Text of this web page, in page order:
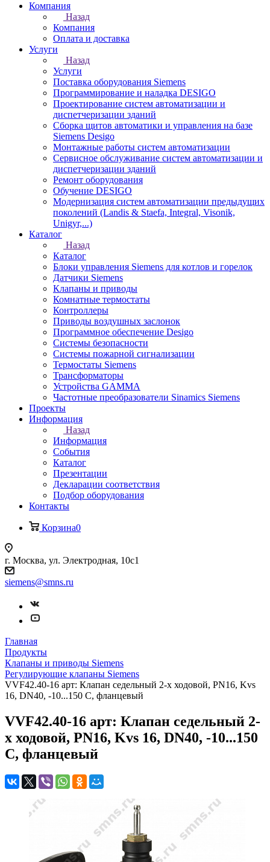
Компания
Назад
Компания
Оплата и доставка
Услуги
Назад
Услуги
Поставка оборудования Siemens
Программирование и наладка DESIGO
Проектирование систем автоматизации и
диспетчеризации зданий
Сборка щитов автоматики и управления на базе
Siemens Desigo
Монтажные работы систем автоматизации
Сервисное обслуживание систем автоматизации и
диспетчеризации зданий
Ремонт оборудования
Обучение DESIGO
Модернизация систем автоматизации предыдущих
поколений (Landis & Staefa, Integral, Visonik,
Unigyr,...)
Каталог
Назад
Каталог
Блоки управления Siemens для котлов и горелок
Датчики Siemens
Клапаны и приводы
Комнатные термостаты
Контроллеры
Приводы воздушных заслонок
Программное обеспечение Desigo
Системы безопасности
Системы пожарной сигнализации
Термостаты Siemens
Трансформаторы
Устройства GAMMA
Частотные преобразователи Sinamics Siemens
Проекты
Информация
Назад
Информация
События
Каталог
Презентации
Декларации соответствия
Подбор оборудования
Контакты
Корзина0
г. Москва, ул. Электродная, 10с1
siemens@smns.ru
Главная
Продукты
Клапаны и приводы Siemens
Регулирующие клапаны Siemens
VVF42.40-16 арт: Клапан седельный 2-х ходовой, PN16, Kvs
16, DN40, -10...150 C, фланцевый
VVF42.40-16 арт: Клапан седельный 2-
х ходовой, PN16, Kvs 16, DN40, -10...150
C, фланцевый